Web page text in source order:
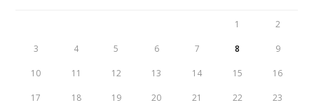
1 2
3 4 5 6 7 8 9
10 11 12 13 14 15 16
17 18 19 20 21 22 23